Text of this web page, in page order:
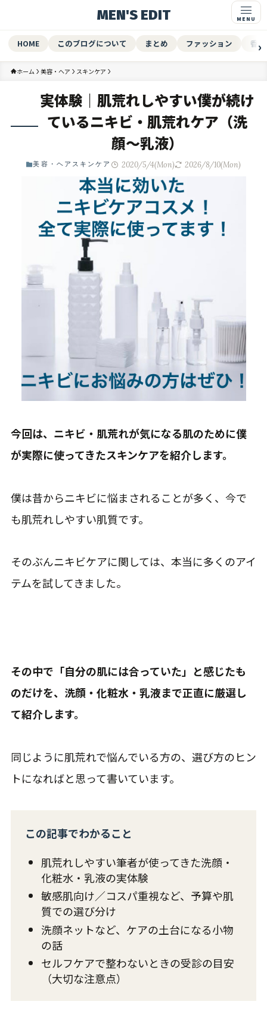
MEN'S EDIT
HOME このブログについて まとめ ファッション 香水
ホーム 美容・ヘア スキンケア
実体験｜肌荒れしやすい僕が続け
ているニキビ・肌荒れケア（洗
顔〜乳液）
美容・ヘア スキンケア 2020/5/4(Mon) 2026/8/10(Mon)
今回は、ニキビ・肌荒れが気になる肌のために僕
が実際に使ってきたスキンケアを紹介します。
僕は昔からニキビに悩まされることが多く、今で
も肌荒れしやすい肌質です。
そのぶんニキビケアに関しては、本当に多くのアイ
テムを試してきました。
その中で「自分の肌には合っていた」と感じたも
のだけを、洗顔・化粧水・乳液まで正直に厳選し
て紹介します。
同じように肌荒れで悩んでいる方の、選び方のヒン
トになればと思って書いています。
この記事でわかること
肌荒れしやすい筆者が使ってきた洗顔・
化粧水・乳液の実体験
敏感肌向け／コスパ重視など、予算や肌
質での選び分け
洗顔ネットなど、ケアの土台になる小物
の話
セルフケアで整わないときの受診の目安
（大切な注意点）